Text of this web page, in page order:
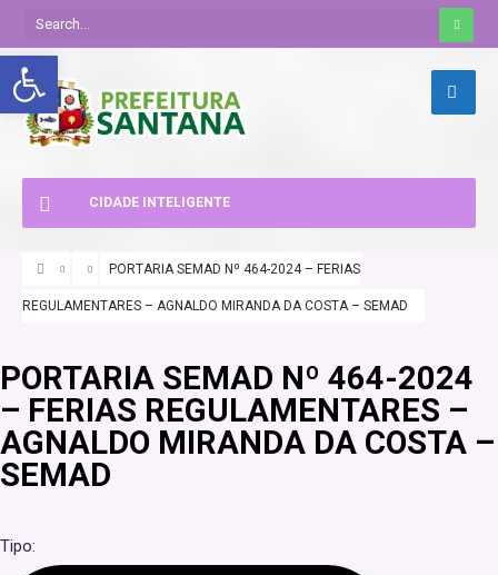
Abrir a barra de ferramentas
CIDADE INTELIGENTE
PORTARIA SEMAD Nº 464-2024 – FERIAS
REGULAMENTARES – AGNALDO MIRANDA DA COSTA – SEMAD
PORTARIA SEMAD Nº 464-2024
– FERIAS REGULAMENTARES –
AGNALDO MIRANDA DA COSTA –
SEMAD
Tipo: